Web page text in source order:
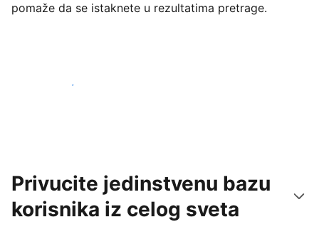
pomaže da se istaknete u rezultatima pretrage.
Počnite već danas
Privucite jedinstvenu bazu
korisnika iz celog sveta